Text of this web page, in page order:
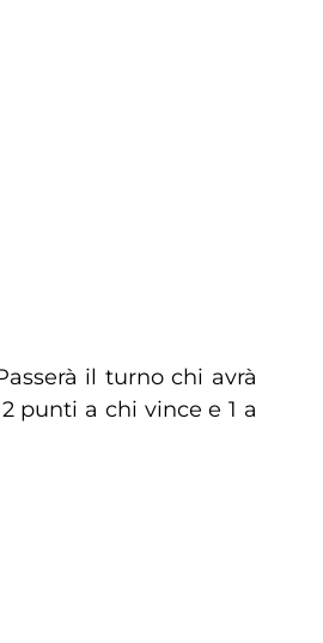
il turno chi avrà
punti a chi vince e 1 a